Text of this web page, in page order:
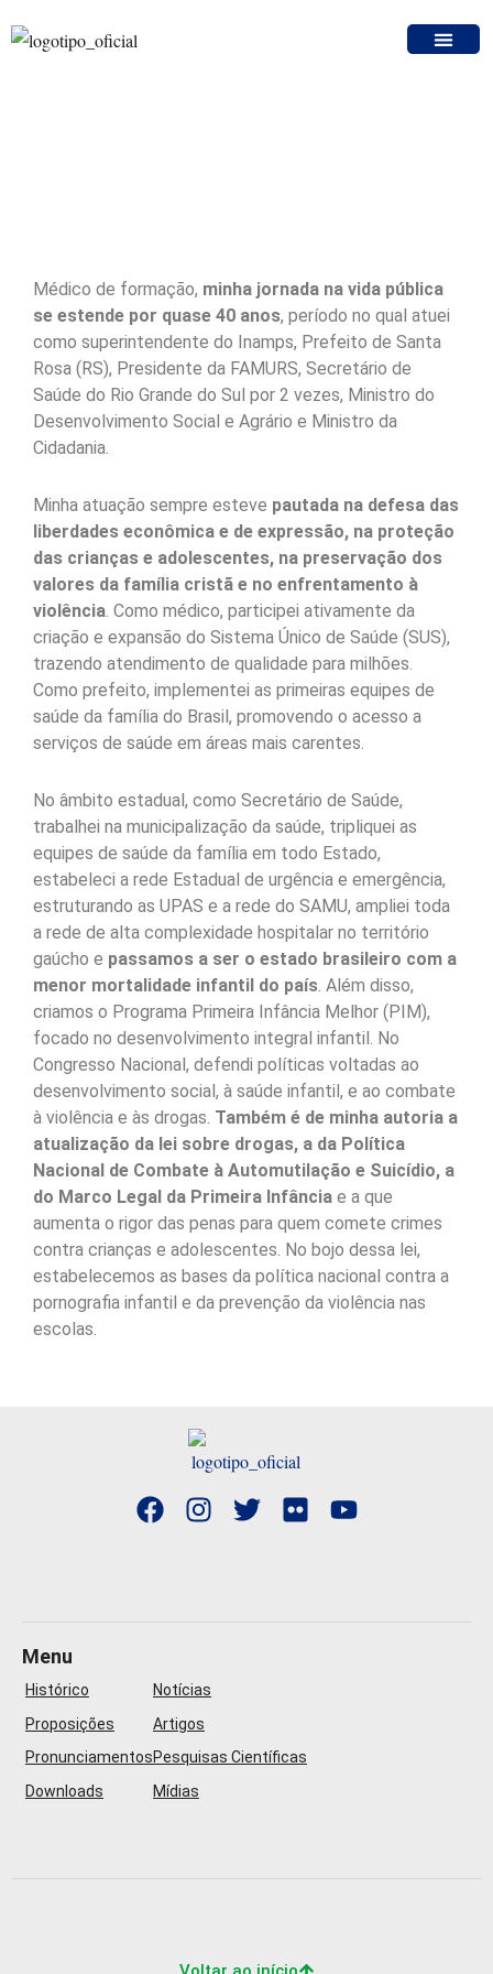
Médico de formação, minha jornada na vida pública
se estende por quase 40 anos, período no qual atuei
como superintendente do Inamps, Prefeito de Santa
Rosa (RS), Presidente da FAMURS, Secretário de
Saúde do Rio Grande do Sul por 2 vezes, Ministro do
Desenvolvimento Social e Agrário e Ministro da
Cidadania.
Minha atuação sempre esteve pautada na defesa das
liberdades econômica e de expressão, na proteção
das crianças e adolescentes, na preservação dos
valores da família cristã e no enfrentamento à
violência. Como médico, participei ativamente da
criação e expansão do Sistema Único de Saúde (SUS),
trazendo atendimento de qualidade para milhões.
Como prefeito, implementei as primeiras equipes de
saúde da família do Brasil, promovendo o acesso a
serviços de saúde em áreas mais carentes.
No âmbito estadual, como Secretário de Saúde,
trabalhei na municipalização da saúde, tripliquei as
equipes de saúde da família em todo Estado,
estabeleci a rede Estadual de urgência e emergência,
estruturando as UPAS e a rede do SAMU, ampliei toda
a rede de alta complexidade hospitalar no território
gaúcho e passamos a ser o estado brasileiro com a
menor mortalidade infantil do país. Além disso,
criamos o Programa Primeira Infância Melhor (PIM),
focado no desenvolvimento integral infantil. No
Congresso Nacional, defendi políticas voltadas ao
desenvolvimento social, à saúde infantil, e ao combate
à violência e às drogas. Também é de minha autoria a
atualização da lei sobre drogas, a da Política
Nacional de Combate à Automutilação e Suicídio, a
do Marco Legal da Primeira Infância e a que
aumenta o rigor das penas para quem comete crimes
contra crianças e adolescentes. No bojo dessa lei,
estabelecemos as bases da política nacional contra a
pornografia infantil e da prevenção da violência nas
escolas.
Menu
Histórico
Proposições
Pronunciamentos
Downloads
Notícias
Artigos
Pesquisas Científicas
Mídias